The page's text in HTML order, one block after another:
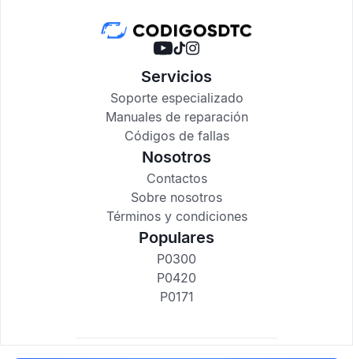
Servicios
Soporte especializado
Manuales de reparación
Códigos de fallas
Nosotros
Contactos
Sobre nosotros
Términos y condiciones
Populares
P0300
P0420
P0171